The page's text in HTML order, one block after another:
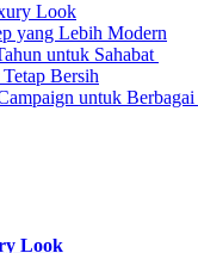
Look
yang Lebih Modern
untuk Sahabat
Bersih
untuk
Look